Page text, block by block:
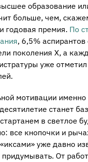
образование
больше, чем,
годовая премия. По
, 6,5%
поколения Х, а
уже
мотивации
станет
в светлое
все кнопочки и
уже давно
придумывать. От